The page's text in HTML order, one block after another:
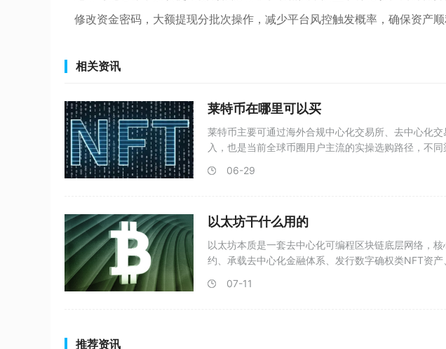
修改资金密码，大额提现分批次操作，减少平台风控触发概率，确保资产顺
相关资讯
莱特币在哪里可以买
莱特币主要可通过海外合规中心化交易所、去中心化
入，也是当前全球币圈用户主流的实操选购路径，不
06-29
以太坊干什么用的
以太坊本质是一套去中心化可编程区块链底层网络，
约、承载去中心化金融体系、发行数字确权类NFT资
07-11
推荐资讯